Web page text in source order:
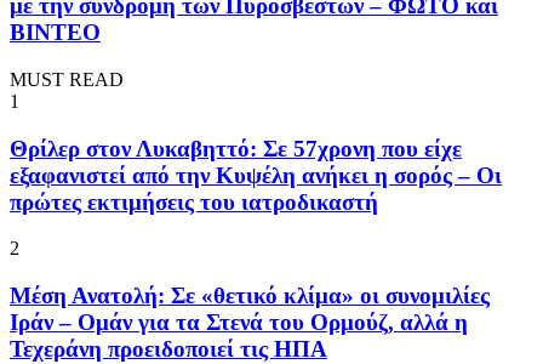
με την συνδρομή των Πυροσβεστών – ΦΩΤΟ και
ΒΙΝΤΕΟ
MUST READ
1
Θρίλερ στον Λυκαβηττό: Σε 57χρονη που είχε
εξαφανιστεί από την Κυψέλη ανήκει η σορός – Οι
πρώτες εκτιμήσεις του ιατροδικαστή
2
Μέση Ανατολή: Σε «θετικό κλίμα» οι συνομιλίες
Ιράν – Ομάν για τα Στενά του Ορμούζ, αλλά η
Τεχεράνη προειδοποιεί τις ΗΠΑ